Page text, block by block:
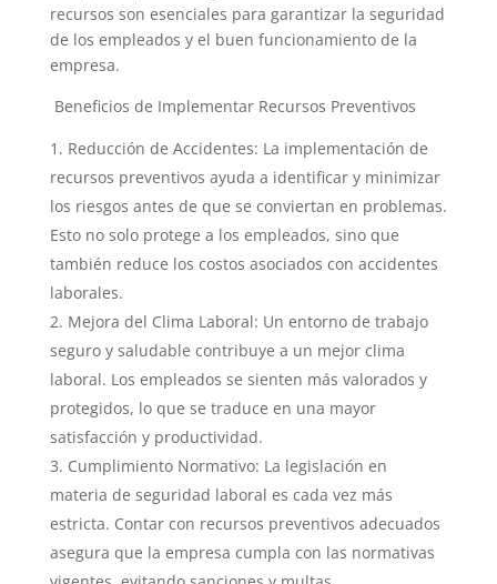
recursos son esenciales para garantizar la seguridad
de los empleados y el buen funcionamiento de la
empresa.
Beneficios de Implementar Recursos Preventivos
Reducción de Accidentes: La implementación de
recursos preventivos ayuda a identificar y minimizar
los riesgos antes de que se conviertan en problemas.
Esto no solo protege a los empleados, sino que
también reduce los costos asociados con accidentes
laborales.
Mejora del Clima Laboral: Un entorno de trabajo
seguro y saludable contribuye a un mejor clima
laboral. Los empleados se sienten más valorados y
protegidos, lo que se traduce en una mayor
satisfacción y productividad.
Cumplimiento Normativo: La legislación en
materia de seguridad laboral es cada vez más
estricta. Contar con recursos preventivos adecuados
asegura que la empresa cumpla con las normativas